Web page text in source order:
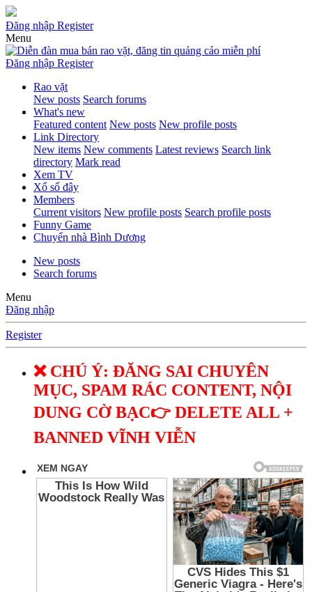
Đăng nhập Register
Menu
Đăng nhập Register
Rao vặt
New posts Search forums
What's new
Featured content New posts New profile posts
Link Directory
New items New comments Latest reviews Search link
directory Mark read
Xem TV
Xổ số đây
Members
Current visitors New profile posts Search profile posts
Funny Game
Chuyển nhà Bình Dương
New posts
Search forums
Menu
Đăng nhập
Register
❌ CHÚ Ý: ĐĂNG SAI CHUYÊN
MỤC, SPAM RÁC CONTENT, NỘI
DUNG CỜ BẠC👉 DELETE ALL +
BANNED VĨNH VIỄN